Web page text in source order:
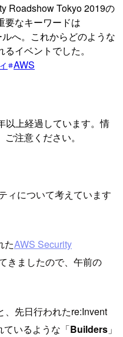
Roadshow Tokyo 2019の
要なキーワードは
へ。これからどのような
イベントでした。
AWS
以上経過しています。情
注意ください。
ィについて考えています
たAWS Security
きましたので、午前の
、先日行われたre:Invent
ているような「Builders 」